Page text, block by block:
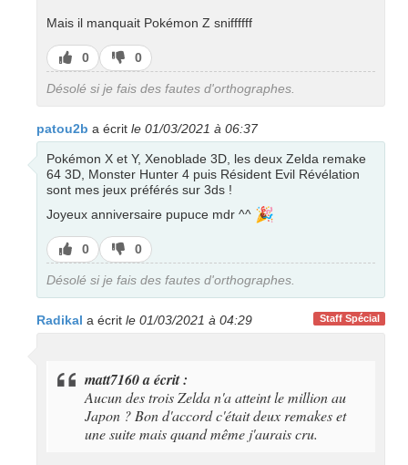
Mais il manquait Pokémon Z sniffffff
J’aime
0
J’aime
pas
0
Désolé si je fais des fautes d'orthographes.
patou2b a écrit le 01/03/2021 à 06:37
Pokémon X et Y, Xenoblade 3D, les deux Zelda remake
64 3D, Monster Hunter 4 puis Résident Evil Révélation
sont mes jeux préférés sur 3ds !
Joyeux anniversaire pupuce mdr ^^ 🎉
J’aime
0
J’aime
pas
0
Désolé si je fais des fautes d'orthographes.
Staff Spécial
Radikal a écrit le 01/03/2021 à 04:29
matt7160 a écrit :
Aucun des trois Zelda n'a atteint le million au
Japon ? Bon d'accord c'était deux remakes et
une suite mais quand même j'aurais cru.